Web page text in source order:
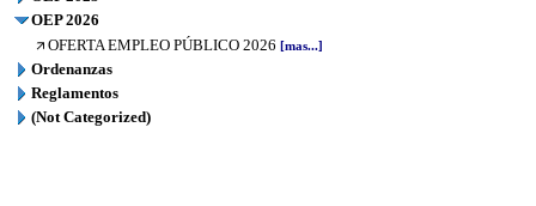
OEP 2026
OFERTA EMPLEO PÚBLICO 2026 [mas...]
Ordenanzas
Reglamentos
(Not Categorized)